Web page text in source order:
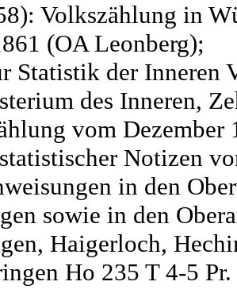
Volkszählung in
(OA Leonberg);
Statistik der Inneren
des Inneren,
vom
Notizen
in den
sowie in den
Haigerloch,
Ho 235 T 4-5